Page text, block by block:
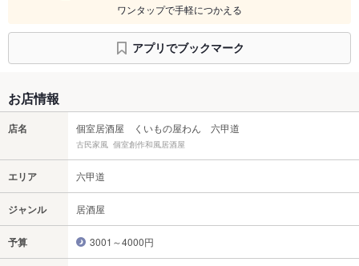
ワンタップで手軽につかえる
アプリでブックマーク
お店情報
店名 個室居酒屋 くいもの屋わん 六甲道
古民家風 個室創作和風居酒屋
エリア 六甲道
ジャンル 居酒屋
予算 3001～4000円